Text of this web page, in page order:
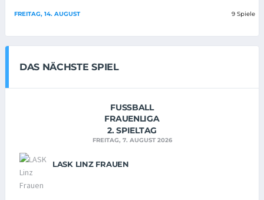
FREITAG, 14. AUGUST 9 Spiele
DAS NÄCHSTE SPIEL
FUSSBALL
FRAUENLIGA
2. SPIELTAG
FREITAG, 7. AUGUST 2026
LASK LINZ FRAUEN